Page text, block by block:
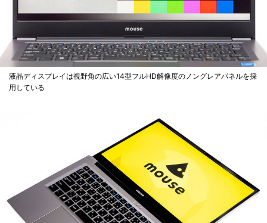
液晶ディスプレイは視野角の広い14型フルHD解像度のノングレアパネルを採
用している